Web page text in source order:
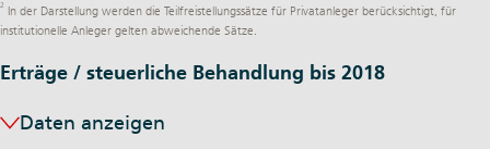
2
In der Darstellung werden die Teilfreistellungssätze für Privatanleger berücksichtigt, für
institutionelle Anleger gelten abweichende Sätze.
Erträge / steuerliche Behandlung bis 2018
Daten anzeigen